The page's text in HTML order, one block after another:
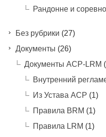
Рандонне и
Без рубрики (27)
Документы (26)
Документы ACP-LRM
Внутренний
Из Устава АСР (1)
Правила BRM (1)
Правила LRM (1)